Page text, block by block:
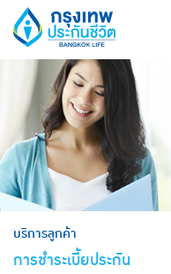
บริการลูกค้า
การชำระเบี้ยประกัน